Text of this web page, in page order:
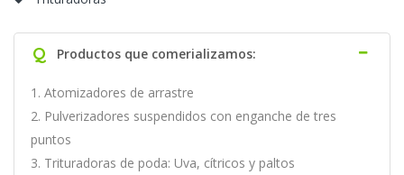
Q Productos que comerializamos:
1. Atomizadores de arrastre
2. Pulverizadores suspendidos con enganche de tres
puntos
3. Trituradoras de poda: Uva, cítricos y paltos